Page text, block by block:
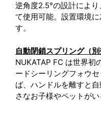
逆角度2.5°の設計によ
て使用可能。設置環境
す。
自動閉鎖スプリング（別
NUKATAP FC は世界初
ードシーリングフォウ
ば、ハンドルを離すと
さなお子様やペットがい